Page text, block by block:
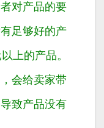
对产品的要
足够好的产
上的产品。
会给卖家带
致产品没有